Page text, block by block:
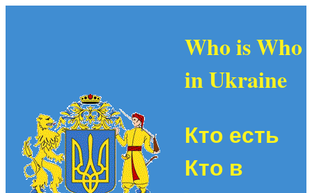
Who is Who
in Ukraine
Кто есть
Кто в